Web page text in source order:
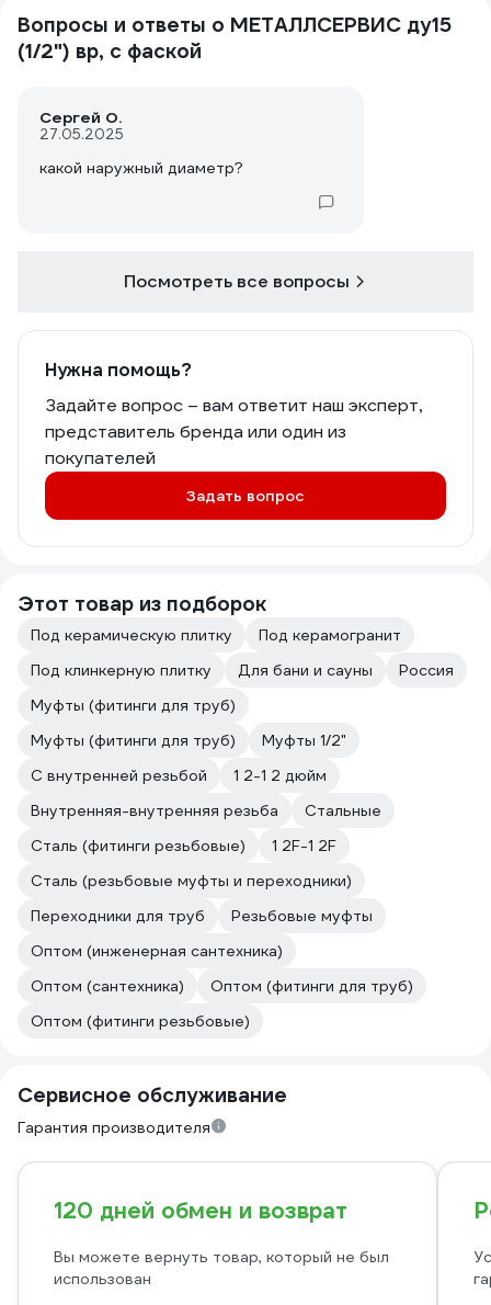
Вопросы и ответы о МЕТАЛЛСЕРВИС ду15
(1/2") вр, с фаской
Сергей О.
27.05.2025
какой наружный диаметр?
Посмотреть все вопросы
Нужна помощь?
Задайте вопрос – вам ответит наш эксперт,
представитель бренда или один из
покупателей
Задать вопрос
Этот товар из подборок
Под керамическую плитку
Под керамогранит
Под клинкерную плитку
Для бани и сауны
Россия
Муфты (фитинги для труб)
Муфты (фитинги для труб)
Муфты 1/2"
С внутренней резьбой
1 2-1 2 дюйм
Внутренняя-внутренняя резьба
Стальные
Сталь (фитинги резьбовые)
1 2F-1 2F
Сталь (резьбовые муфты и переходники)
Переходники для труб
Резьбовые муфты
Оптом (инженерная сантехника)
Оптом (сантехника)
Оптом (фитинги для труб)
Оптом (фитинги резьбовые)
Сервисное обслуживание
Гарантия производителя
120 дней обмен и возврат
Вы можете вернуть товар, который не был
использован